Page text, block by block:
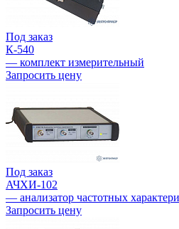
Под заказ
К-540
— комплект измерительный
Запросить цену
Под заказ
АЧХИ-102
— анализатор частотных
Запросить цену